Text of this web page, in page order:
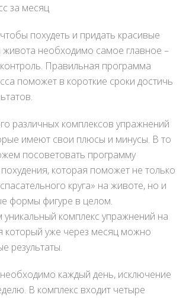
за месяц
похудеть и придать красивые
необходимо самое главное –
Правильная программа
поможет в короткие сроки достичь
различных комплексов упражнений
имеют свои плюсы и минусы. В то
посоветовать программу
которая поможет не только
круга» на животе, но и
формы фигуре в целом.
комплекс упражнений на
который уже через месяц можно
результаты.
каждый день, исключение
В комплекс входит четыре